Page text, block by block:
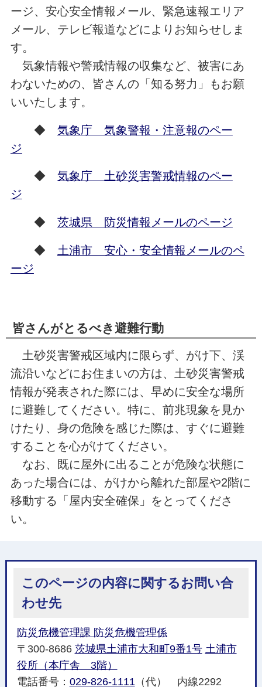
ージ、安心安全情報メール、緊急速報エリア
メール、テレビ報道などによりお知らせしま
す。
気象情報や警戒情報の収集など、被害にあ
わないための、皆さんの「知る努力」もお願
いいたします。
◆ 気象庁 気象警報・注意報のペー
ジ
◆ 気象庁 土砂災害警戒情報のペー
ジ
◆ 茨城県 防災情報メールのページ
◆ 土浦市 安心・安全情報メールのペ
ージ
皆さんがとるべき避難行動
土砂災害警戒区域内に限らず、がけ下、渓
流沿いなどにお住まいの方は、土砂災害警戒
情報が発表された際には、早めに安全な場所
に避難してください。特に、前兆現象を見か
けたり、身の危険を感じた際は、すぐに避難
することを心がけてください。
なお、既に屋外に出ることが危険な状態に
あった場合には、がけから離れた部屋や2階に
移動する「屋内安全確保」をとってくださ
い。
このページの内容に関するお問い合
わせ先
防災危機管理課 防災危機管理係
〒300-8686 茨城県土浦市大和町9番1号 土浦市
役所（本庁舎 3階）
電話番号： 029-826-1111（代） 内線2292